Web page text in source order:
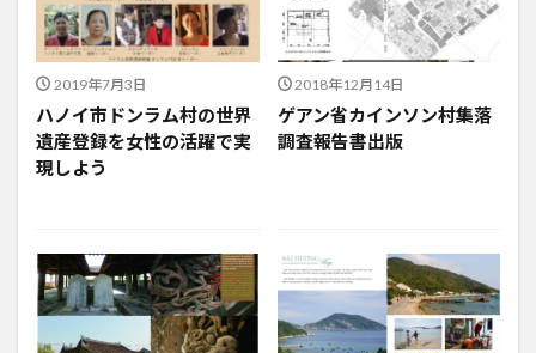
2019年7月3日
ハノイ市ドンラム村の世界
遺産登録を女性の活躍で実
現しよう
2018年12月14日
ゲアン省カインソン村集落
調査報告書出版